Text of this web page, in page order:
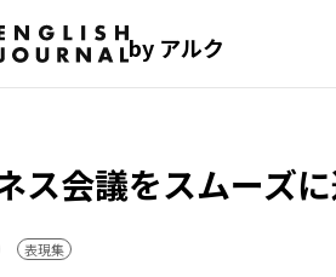
by アルク
ス会議をスムーズ
表現集